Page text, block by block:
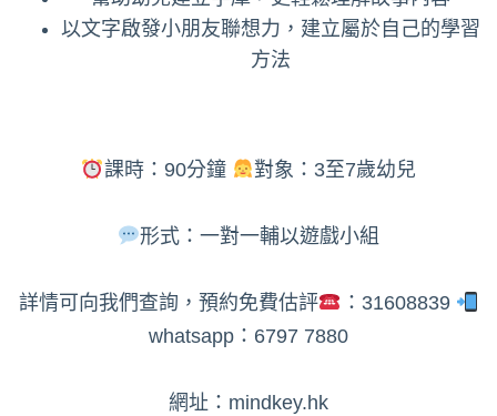
以文字啟發小朋友聯想力，建立屬於自己的學習
方法
課時：90分鐘 對象：3至7歲幼兒
形式：一對一輔以遊戲小組
詳情可向我們查詢，預約免費估評
：31608839
whatsapp：6797 7880
網址：mindkey.hk